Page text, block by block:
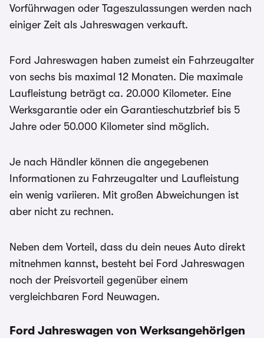
Vorführwagen oder Tageszulassungen werden nach
einiger Zeit als Jahreswagen verkauft.
Ford Jahreswagen haben zumeist ein Fahrzeugalter
von sechs bis maximal 12 Monaten. Die maximale
Laufleistung beträgt ca. 20.000 Kilometer. Eine
Werksgarantie oder ein Garantieschutzbrief bis 5
Jahre oder 50.000 Kilometer sind möglich.
Je nach Händler können die angegebenen
Informationen zu Fahrzeugalter und Laufleistung
ein wenig variieren. Mit großen Abweichungen ist
aber nicht zu rechnen.
Neben dem Vorteil, dass du dein neues Auto direkt
mitnehmen kannst, besteht bei Ford Jahreswagen
noch der Preisvorteil gegenüber einem
vergleichbaren Ford Neuwagen.
Ford Jahreswagen von Werksangehörigen